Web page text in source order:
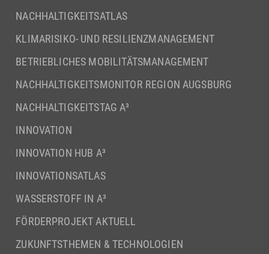
NACHHALTIGKEITSATLAS
KLIMARISIKO- UND RESILIENZMANAGEMENT
BETRIEBLICHES MOBILITÄTSMANAGEMENT
NACHHALTIGKEITSMONITOR REGION AUGSBURG
NACHHALTIGKEITSTAG A³
INNOVATION
INNOVATION HUB A³
INNOVATIONSATLAS
WASSERSTOFF IN A³
FÖRDERPROJEKT AKTUELL
ZUKUNFTSTHEMEN & TECHNOLOGIEN